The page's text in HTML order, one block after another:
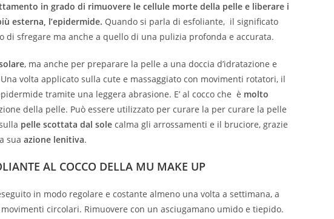
in grado di rimuovere le cellule morte della pelle e liberare i
esterna, l’epidermide. Quando si parla di esfoliante, il significato
di sfregare ma anche a quello di una pulizia profonda e accurata.
, ma anche per preparare la pelle a una doccia d’idratazione e
volta applicato sulla cute e massaggiato con movimenti rotatori, il
tramite una leggera abrasione. E’ al cocco che è molto
della pelle. Può essere utilizzato per curare la per curare la pelle
pelle scottata dal sole calma gli arrossamenti e il bruciore, grazie
sua azione lenitiva.
AL COCCO DELLA MU MAKE UP
in modo regolare e costante almeno una volta a settimana, a
circolari. Rimuovere con un asciugamano umido e tiepido.